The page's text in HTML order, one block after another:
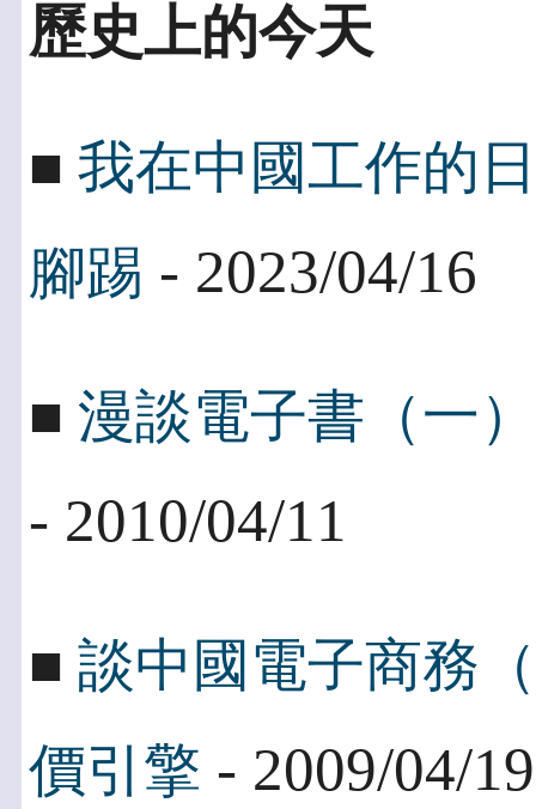
歷史上的今天
■ 我在中國工作的
腳踢 - 2023/04/16
■ 漫談電子書（一
- 2010/04/11
■ 談中國電子商務
價引擎 - 2009/04/19